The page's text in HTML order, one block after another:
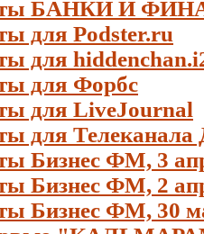
БАНКИ И
для Podster.ru
для
для Форбс
для LiveJournal
для
Бизнес ФМ, 3
Бизнес ФМ, 2
Бизнес ФМ, 30